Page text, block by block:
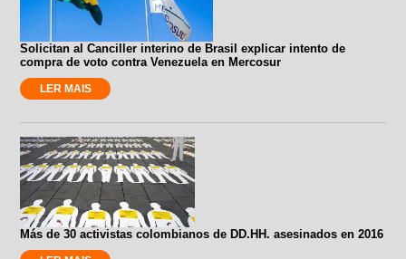
Solicitan al Canciller interino de Brasil explicar intento de
compra de voto contra Venezuela en Mercosur
LER MAIS
Más de 30 activistas colombianos de DD.HH. asesinados en 2016